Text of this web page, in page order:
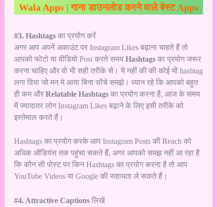
Wala Apps | गाना डाउनलोड करने वाले बेस्ट Apps
#3. Hashtags का प्रयोग करें
अगर आप अपने अकाउंट पर Instagram Likes बढ़ाना चाहते हैं तो
आपको फोटो या वीडियो Post करते समय Hashtagsका प्रयोग जरूर
करना चाहिए और वो भी सही तरीके से। ये नहीं की की कोई भी hashtag
लगा दिया जो मन मे आया बिना सोंचे समझे। ध्यान रहे कि आपको बहुत
ही कम और Relatable Hashtagsका प्रयोग करना है, आज के समय
में ज्यादातर लोग Instagram Likes बढ़ाने के लिए इसी तरीके को
इस्तेमाल करते हैं।
Hashtags का प्रयोग करके आप Instagram Posts की Reach को
अधिक ऑडियंस तक पहुंचा सकते हैं, अगर आपको समझ नहीं आ रहा है
कि कौन सी पोस्ट पर किन Hashtags का प्रयोग करना है तो आप
YouTube Videos या Google की सहायता ले सकते हैं।
#4. Attractive Captions लिखें